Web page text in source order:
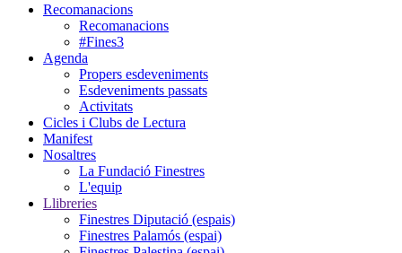
Recomanacions
Recomanacions
#Fines3
Agenda
Propers esdeveniments
Esdeveniments passats
Activitats
Cicles i Clubs de Lectura
Manifest
Nosaltres
La Fundació Finestres
L'equip
Llibreries
Finestres Diputació (espais)
Finestres Palamós (espai)